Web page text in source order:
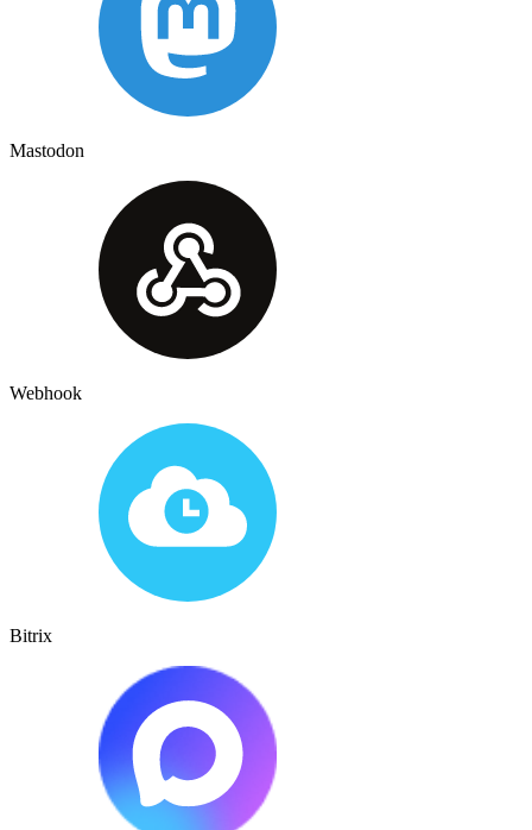
Mastodon
Webhook
Bitrix